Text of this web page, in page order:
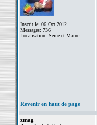
Inscrit le: 06 Oct 2012
Messages: 736
Localisation: Seine et Marne
Revenir en haut de page
zmag